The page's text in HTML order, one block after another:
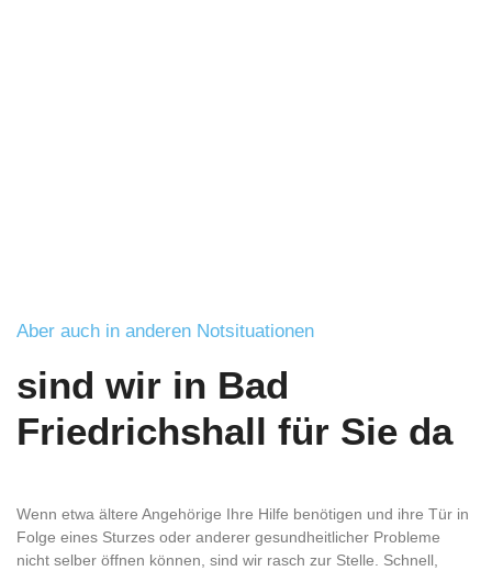
Aber auch in anderen Notsituationen
sind wir in Bad
Friedrichshall für Sie da
Wenn etwa ältere Angehörige Ihre Hilfe benötigen und ihre Tür in
Folge eines Sturzes oder anderer gesundheitlicher Probleme
nicht selber öffnen können, sind wir rasch zur Stelle. Schnell,